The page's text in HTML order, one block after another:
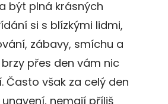
být plná krásných
si s blízkými lidmi,
zábavy, smíchu a
přes den vám nic
Často však za celý den
nemají příliš